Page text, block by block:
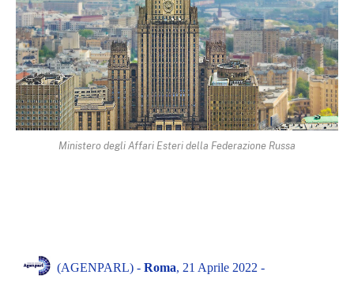
Ministero degli Affari Esteri della Federazione Russa
(AGENPARL) - Roma, 21 Aprile 2022 -